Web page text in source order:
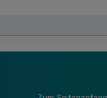
Worte „Für die